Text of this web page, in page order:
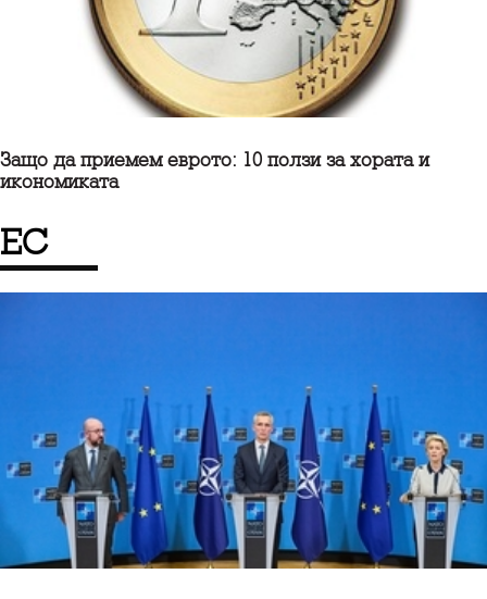
Защо да приемем еврото: 10 ползи за хората и
икономиката
ЕС